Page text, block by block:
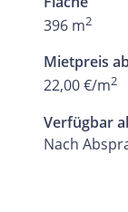
396 m2
Mietpreis
22,00 €/m2
Verfügbar
Nach